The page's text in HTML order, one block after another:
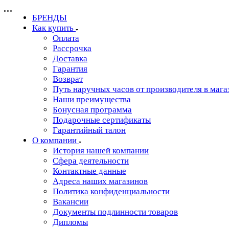
БРЕНДЫ
Как купить
Оплата
Рассрочка
Доставка
Гарантия
Возврат
Путь наручных часов от производителя в
Наши преимущества
Бонусная программа
Подарочные сертификаты
Гарантийный талон
О компании
История нашей компании
Сфера деятельности
Контактные данные
Адреса наших магазинов
Политика конфиденциальности
Вакансии
Документы подлинности товаров
Дипломы